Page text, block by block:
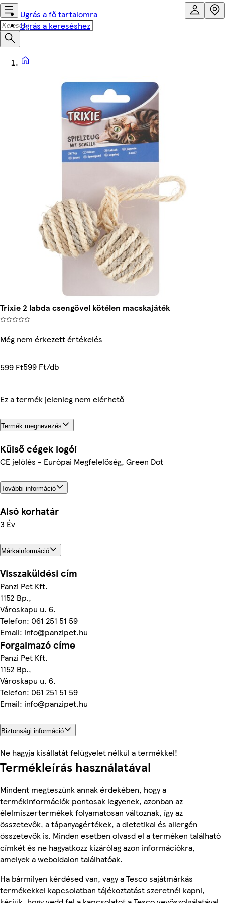
Ugrás a fő tartalomra
Ugrás a kereséshez
Trixie 2 labda csengővel kötélen macskajáték
Még nem érkezett értékelés
599 Ft599 Ft/db
Ez a termék jelenleg nem elérhető
Termék megnevezés
Külső cégek logói
CE jelölés - Európai Megfelelőség, Green Dot
További információ
Alsó korhatár
3 Év
Márkainformáció
Visszaküldési cím
Panzi Pet Kft.
1152 Bp.,
Városkapu u. 6.
Telefon: 061 251 51 59
Email: info@panzipet.hu
Forgalmazó címe
Panzi Pet Kft.
1152 Bp.,
Városkapu u. 6.
Telefon: 061 251 51 59
Email: info@panzipet.hu
Biztonsági információ
Ne hagyja kisállatát felügyelet nélkül a termékkel!
Termékleírás használatával
Mindent megteszünk annak érdekében, hogy a
termékinformációk pontosak legyenek, azonban az
élelmiszertermékek folyamatosan változnak, így az
összetevők, a tápanyagértékek, a dietetikai és allergén
összetevők is. Minden esetben olvasd el a terméken található
címkét és ne hagyatkozz kizárólag azon információkra,
amelyek a weboldalon találhatóak.
Ha bármilyen kérdésed van, vagy a Tesco sajátmárkás
termékekkel kapcsolatban tájékoztatást szeretnél kapni,